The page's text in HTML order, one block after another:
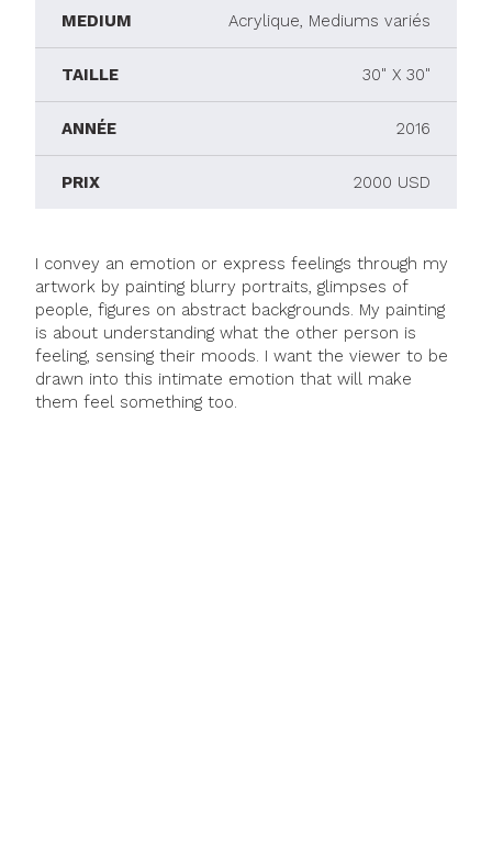
MEDIUM Acrylique, Mediums variés
TAILLE 30" X 30"
ANNÉE 2016
PRIX 2000 USD
I convey an emotion or express feelings through my
artwork by painting blurry portraits, glimpses of
people, figures on abstract backgrounds. My painting
is about understanding what the other person is
feeling, sensing their moods. I want the viewer to be
drawn into this intimate emotion that will make
them feel something too.